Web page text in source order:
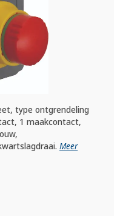
type ontgrendeling
1 maakcontact,
Meer